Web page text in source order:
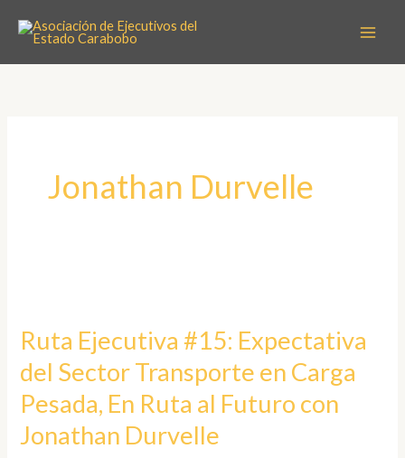
Jonathan Durvelle
Ruta Ejecutiva #15: Expectativa
del Sector Transporte en Carga
Pesada, En Ruta al Futuro con
Jonathan Durvelle
#15:
Expectativa
Sector
Transporte